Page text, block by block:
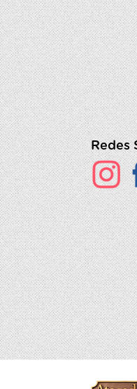
Redes